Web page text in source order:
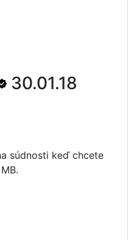
30.01.18
súdnosti keď chcete